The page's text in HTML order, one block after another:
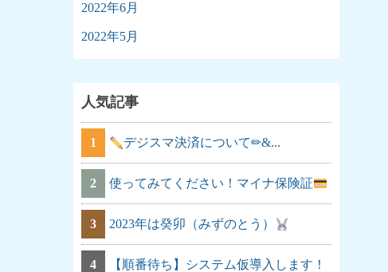
2022年6月
2022年5月
人気記事
1 デジスマ決済について✏&...
2 使ってみてください！マイナ保険証
3 2023年は癸卯（みずのとう）
4 【順番待ち】システム仮導入します！